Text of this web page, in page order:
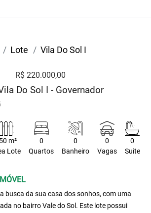
Lote Vila Do Sol I
R$ 220.000,00
Do Sol I - Governador
m²
Lote
0
Quartos
0
Banheiro
0
Vagas
0
Suite
busca da sua casa dos sonhos, com uma
no bairro Vale do Sol. Este lote possui